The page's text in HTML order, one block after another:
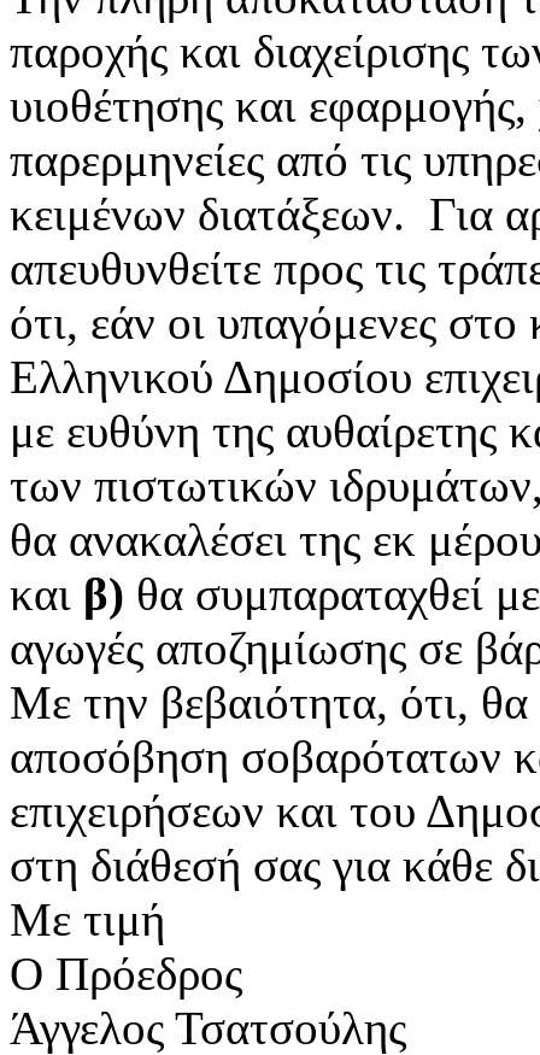
παροχής και διαχείρισης
υιοθέτησης και
παρερμηνείες από τις
κειμένων διατάξεων. Για
απευθυνθείτε προς τις
ότι, εάν οι υπαγόμενες
Ελληνικού Δημοσίου
με ευθύνη της αυθαίρετης
των πιστωτικών
θα ανακαλέσει της εκ
και β) θα συμπαραταχθεί με
αγωγές αποζημίωσης σε
Με την βεβαιότητα, ότι,
αποσόβηση σοβαρότατων
επιχειρήσεων και του
στη διάθεσή σας για κάθε
Με τιμή
Ο Πρόεδρος
Άγγελος Τσατσούλης